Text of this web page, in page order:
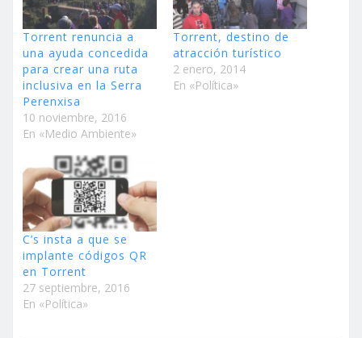
Torrent renuncia a
una ayuda concedida
para crear una ruta
inclusiva en la Serra
Perenxisa
10 noviembre, 2016
En «Medio Ambiente»
Torrent, destino de
atracción turístico
2 enero, 2014
En «Política»
C’s insta a que se
implante códigos QR
en Torrent
27 septiembre, 2016
En «Política»